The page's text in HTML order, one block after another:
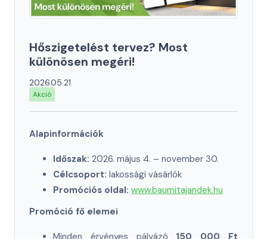
Hőszigetelést tervez? Most
különösen megéri!
2026.05.21.
Akció
Alapinformációk
Időszak: 2026. május 4. – november 30.
Célcsoport: lakossági vásárlók
Promóciós oldal: www.baumitajandek.hu
Promóció fő elemei